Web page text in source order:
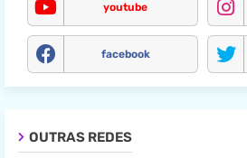
youtube
facebook
OUTRAS REDES